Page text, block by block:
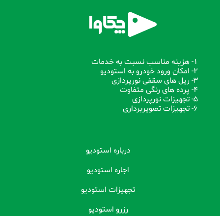
1- هزینه مناسب نسبت به خدمات
2- امکان ورود خودرو به استودیو
3- ریل های سقفی نورپردازی
4- پرده های رنگی متفاوت
5- تجهیزات نورپردازی
6- تجهیزات تصویربرداری
درباره استودیو
اجاره استودیو
تجهیزات استودیو
رزرو استودیو